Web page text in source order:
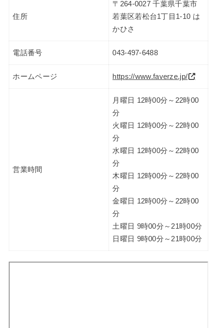
住所
〒264-0027 千葉県千葉市
若葉区若松台1丁目1-10 は
かひさ
電話番号 043-497-6488
ホームページ https://www.faverze.jp/
営業時間
月曜日 12時00分～22時00
分
火曜日 12時00分～22時00
分
水曜日 12時00分～22時00
分
木曜日 12時00分～22時00
分
金曜日 12時00分～22時00
分
土曜日 9時00分～21時00分
日曜日 9時00分～21時00分